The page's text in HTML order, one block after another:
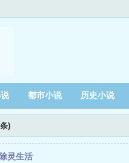
都市小说 历史小说
)
灵生活